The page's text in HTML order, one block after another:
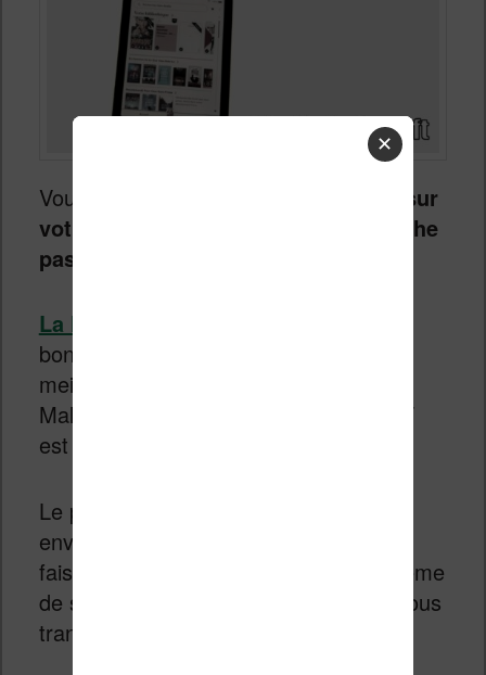
Vous avez transféré
un PDF couleur sur
votre Kindle Colorsoft et il ne s’affiche
pas en couleur ?
La liseuse Kindle Colorsoft
bonne liseuse qui propose un des
meilleurs écran couleur disponible.
Malheureusement, sa gestion des PDF
est un peu hasardeuse.
Le problème se pose lorsque vous
envoyez un PDF sur votre liseuse en
faisant un copier et coller dans le système
de stockage de la liseuse ou lorsque vous
transférez avec Calibre.
✕